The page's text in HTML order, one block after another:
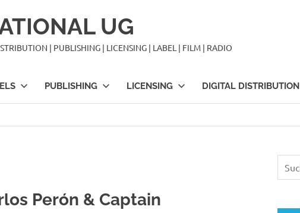
UG
| PUBLISHING | LICENSING | LABEL | FILM | RADIO
PUBLISHING LICENSING DIGITAL DISTRIBUTION
Perón & Captain
nach: